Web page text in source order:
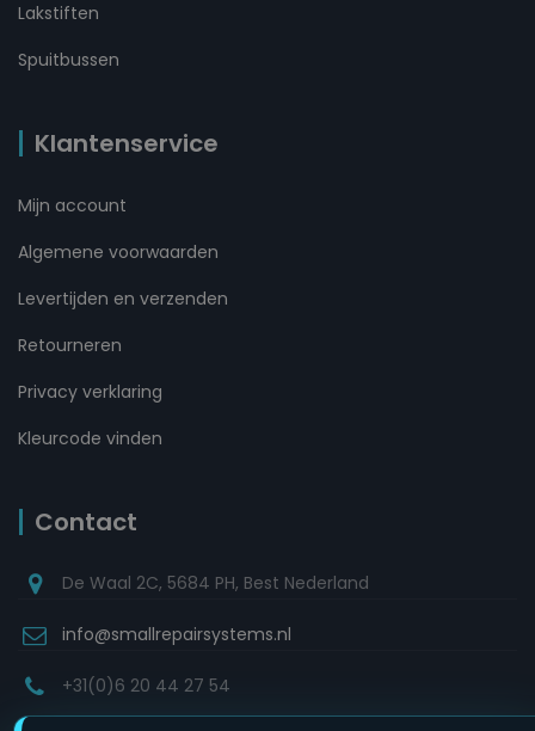
Lakstiften
Spuitbussen
Klantenservice
Mijn account
Algemene voorwaarden
Levertijden en verzenden
Retourneren
Privacy verklaring
Kleurcode vinden
Contact
De Waal 2C, 5684 PH, Best Nederland
info@smallrepairsystems.nl
+31(0)6 20 44 27 54